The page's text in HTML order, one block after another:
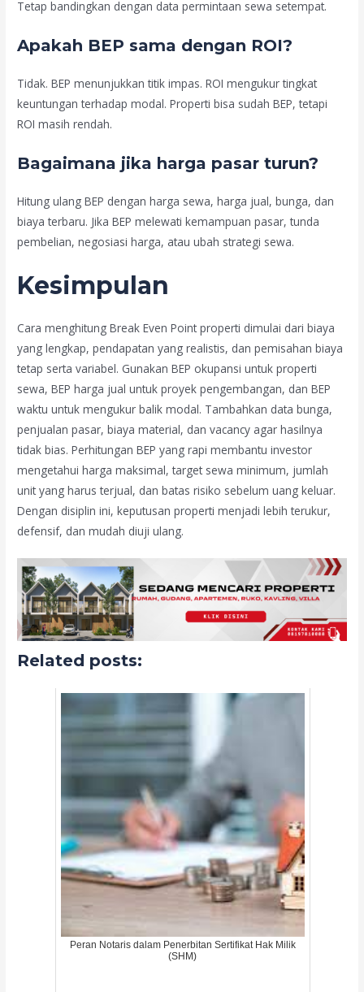
Tetap bandingkan dengan data permintaan sewa setempat.
Apakah BEP sama dengan ROI?
Tidak. BEP menunjukkan titik impas. ROI mengukur tingkat
keuntungan terhadap modal. Properti bisa sudah BEP, tetapi
ROI masih rendah.
Bagaimana jika harga pasar turun?
Hitung ulang BEP dengan harga sewa, harga jual, bunga, dan
biaya terbaru. Jika BEP melewati kemampuan pasar, tunda
pembelian, negosiasi harga, atau ubah strategi sewa.
Kesimpulan
Cara menghitung Break Even Point properti dimulai dari biaya
yang lengkap, pendapatan yang realistis, dan pemisahan biaya
tetap serta variabel. Gunakan BEP okupansi untuk properti
sewa, BEP harga jual untuk proyek pengembangan, dan BEP
waktu untuk mengukur balik modal. Tambahkan data bunga,
penjualan pasar, biaya material, dan vacancy agar hasilnya
tidak bias. Perhitungan BEP yang rapi membantu investor
mengetahui harga maksimal, target sewa minimum, jumlah
unit yang harus terjual, dan batas risiko sebelum uang keluar.
Dengan disiplin ini, keputusan properti menjadi lebih terukur,
defensif, dan mudah diuji ulang.
Related posts:
Peran Notaris dalam Penerbitan Sertifikat Hak Milik
(SHM)